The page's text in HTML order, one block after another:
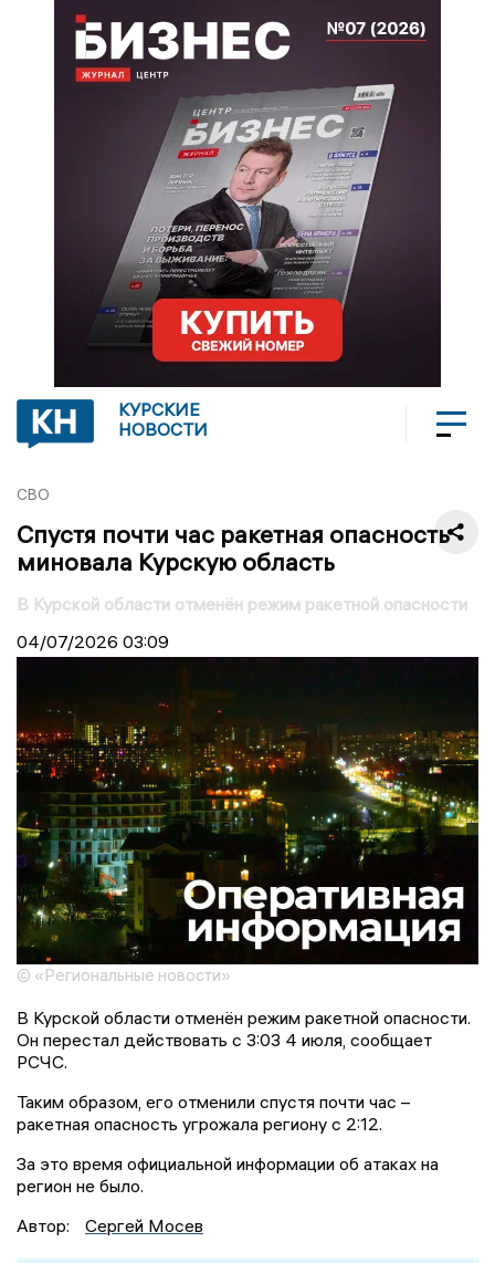
КУРСКИЕ
НОВОСТИ
СВО
Спустя почти час ракетная опасность
миновала Курскую область
В Курской области отменён режим ракетной опасности
04/07/2026 03:09
© «Региональные новости»
В Курской области отменён режим ракетной опасности.
Он перестал действовать с 3:03 4 июля, сообщает
РСЧС.
Таким образом, его отменили спустя почти час –
ракетная опасность угрожала региону с 2:12.
За это время официальной информации об атаках на
регион не было.
Автор:
Сергей Мосев